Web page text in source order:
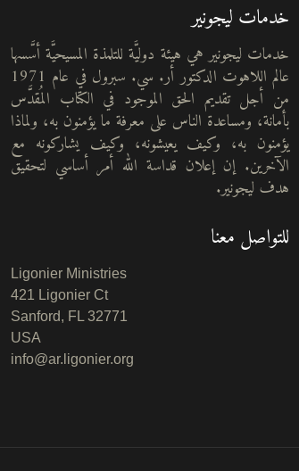
خدمات ليجونير
خدمات ليجونير هي هيئة دوليَّة للتلمذة المسيحيَّة أسَّسها
عالم اللاهوت الدكتور أر. سي. سبرول في عام 1971
من أجل تقديم الحق الموجود في الكتاب المُقدَّس
بأمانة، ومساعدة الناس على معرفة ما يؤمنون به، ولماذا
يؤمنون به، وكيف يعيشونه، وكيف يشاركونه مع
الآخرين. إن إعلان قداسة الله أمر أساسي لتحقيق
هدف ليجونير.
للتواصل معنا
Ligonier Ministries
421 Ligonier Ct
Sanford, FL 32771
USA
info@ar.ligonier.org